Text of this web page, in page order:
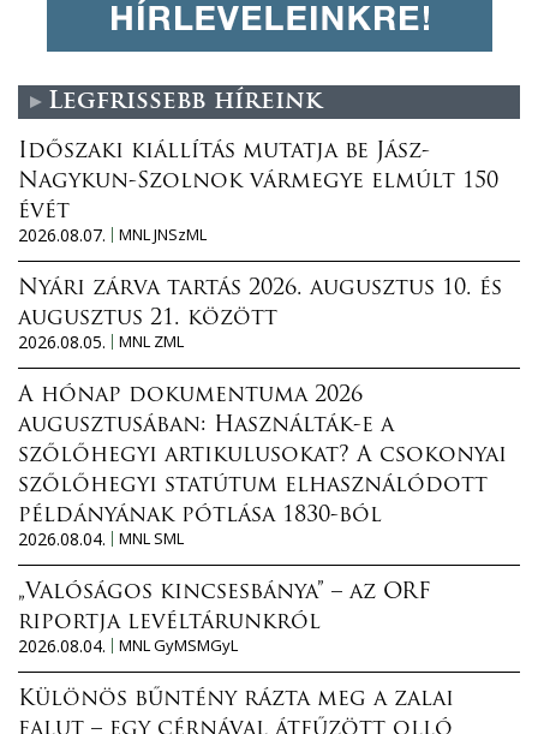
Legfrissebb híreink
Időszaki kiállítás mutatja be Jász-
Nagykun-Szolnok vármegye elmúlt 150
évét
2026.08.07.
MNL JNSzML
Nyári zárva tartás 2026. augusztus 10. és
augusztus 21. között
2026.08.05.
MNL ZML
A hónap dokumentuma 2026
augusztusában: Használták-e a
szőlőhegyi artikulusokat? A csokonyai
szőlőhegyi statútum elhasználódott
példányának pótlása 1830-ból
2026.08.04.
MNL SML
„Valóságos kincsesbánya” – az ORF
riportja levéltárunkról
2026.08.04.
MNL GyMSMGyL
Különös bűntény rázta meg a zalai